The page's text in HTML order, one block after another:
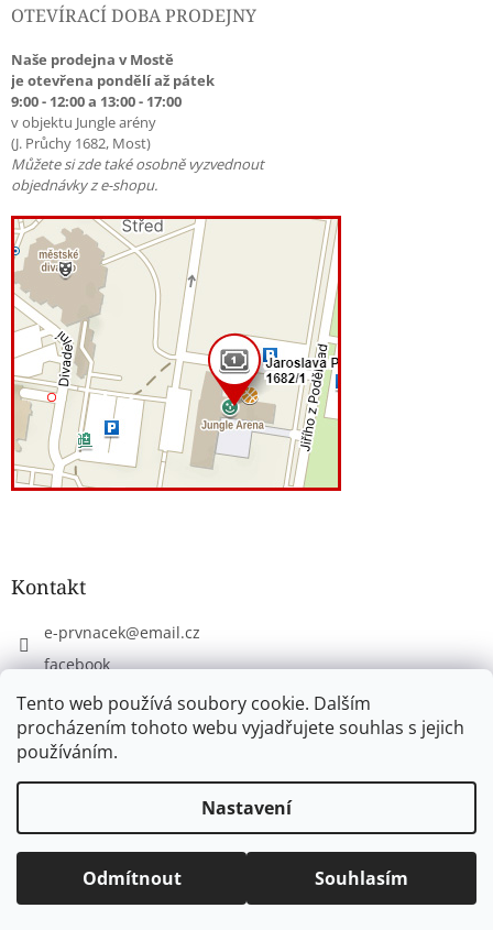
Tento web používá soubory cookie. Dalším
procházením tohoto webu vyjadřujete souhlas s jejich
používáním.
Nastavení
Odmítnout Souhlasím
OTEVÍRACÍ DOBA PRODEJNY
Naše prodejna v Mostě
je otevřena pondělí až pátek
9:00 - 12:00 a 13:00 - 17:00
v objektu Jungle arény
(J. Průchy 1682, Most)
Můžete si zde také osobně vyzvednout
objednávky z e-shopu.
Kontakt
e-prvnacek@email.cz
facebook
eprvnacek
Copyright 2026www.e-prvnacek.cz. Všechna práva